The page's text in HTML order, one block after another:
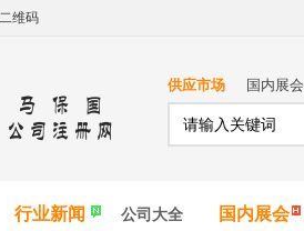
二维码
供应市场 国内展会
行业新闻 公司大全 国内展会